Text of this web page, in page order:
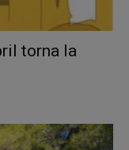
torna la